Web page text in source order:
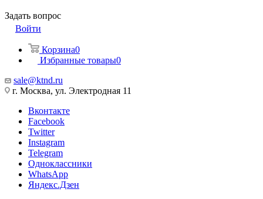
Задать вопрос
Войти
Корзина0
Избранные товары0
sale@ktnd.ru
г. Москва, ул. Электродная 11
Вконтакте
Facebook
Twitter
Instagram
Telegram
Одноклассники
WhatsApp
Яндекс.Дзен